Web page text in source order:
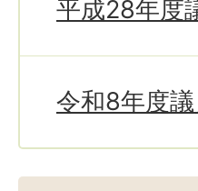
平成28年度
令和8年度